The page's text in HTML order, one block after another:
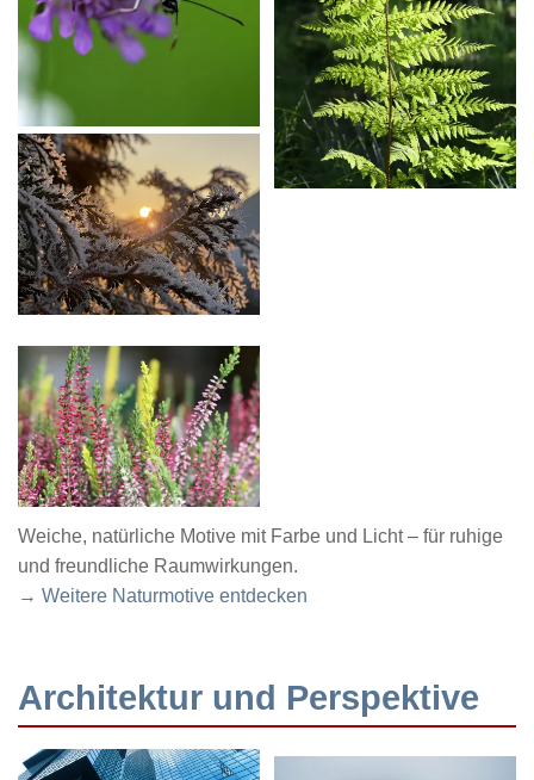
Weiche, natürliche Motive mit Farbe und Licht – für ruhige
und freundliche Raumwirkungen.
→ Weitere Naturmotive entdecken
Architektur und Perspektive